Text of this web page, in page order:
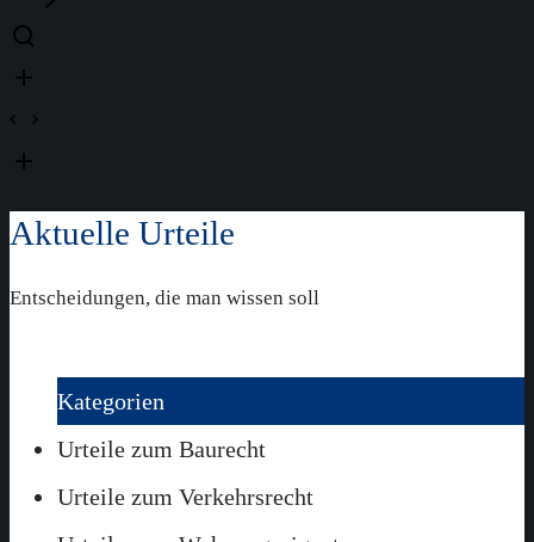
Aktuelle Urteile
Entscheidungen, die man wissen soll
Kategorien
Urteile zum Baurecht
Urteile zum Verkehrsrecht